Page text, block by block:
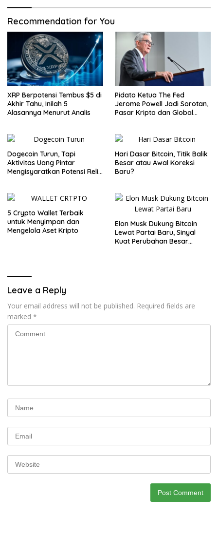
Recommendation for You
XRP Berpotensi Tembus $5 di
Akhir Tahu, Inilah 5
Alasannya Menurut Analis
Pidato Ketua The Fed
Jerome Powell Jadi Sorotan,
Pasar Kripto dan Global
Dogecoin Turun, Tapi
Aktivitas Uang Pintar
Mengisyaratkan Potensi Reli
Hari Dasar Bitcoin, Titik Balik
Besar atau Awal Koreksi
Baru?
5 Crypto Wallet Terbaik
untuk Menyimpan dan
Mengelola Aset Kripto
Elon Musk Dukung Bitcoin
Lewat Partai Baru, Sinyal
Kuat Perubahan Besar
Leave a Reply
Your email address will not be published. Required fields are
marked *